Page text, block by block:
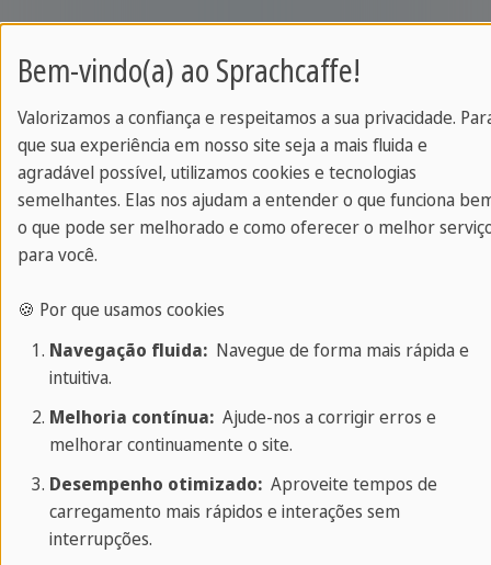
trabalhar na Sprachcaffe! Receberá um email
horas.
Processaremos a sua inscrição o mais rápido
possível; entretanto, pedimos a você que tenha
alguma paciência: entraremos em contato com
Se tem mais perguntas em relação ao cargo ou à
sua inscrição, entre em contato conosco através
do emailinfo @sprachcaffe.com ou do telefone +49
69 610 9120.
Horário de Funcionamento: Segunda - Sexta 09:00
às 19:00 horas.
Bem-vindo(a) ao Sprachcaffe!
Valorizamos a confiança e respeitamos a sua privacidade.
que sua experiência em nosso site seja a mais fluida e
agradável possível, utilizamos cookies e tecnologias
semelhantes. Elas nos ajudam a entender o que funciona
o que pode ser melhorado e como oferecer o melhor
para você.
🍪 Por que usamos cookies
Navegação fluida:Navegue de forma mais rápida e
intuitiva.
Melhoria contínua:Ajude-nos a corrigir erros e
melhorar continuamente o site.
Desempenho otimizado:Aproveite tempos de
carregamento mais rápidos e interações sem
interrupções.